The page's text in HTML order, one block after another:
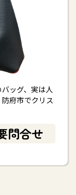
ッグ、実は人
府市でクリス
問合せ